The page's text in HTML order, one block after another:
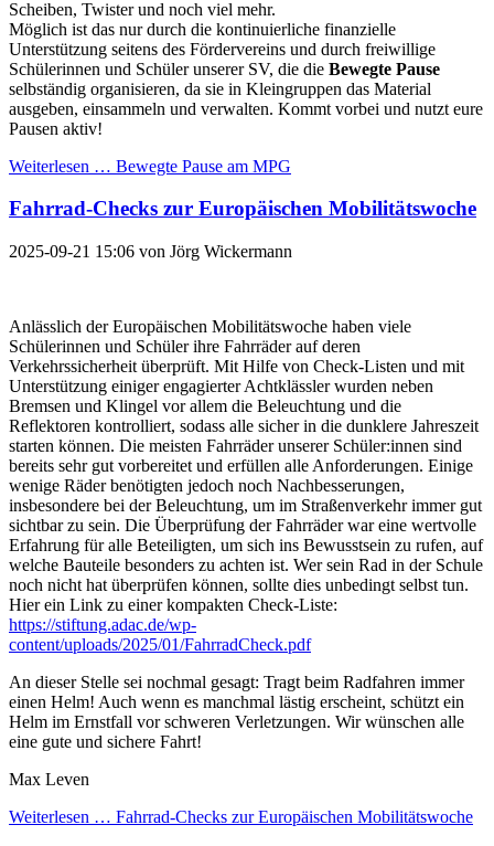
Scheiben, Twister und noch viel mehr.
Möglich ist das nur durch die kontinuierliche finanzielle
Unterstützung seitens des Fördervereins und durch freiwillige
Schülerinnen und Schüler unserer SV, die die Bewegte Pause
selbständig organisieren, da sie in Kleingruppen das Material
ausgeben, einsammeln und verwalten. Kommt vorbei und nutzt eure
Pausen aktiv!
Weiterlesen … Bewegte Pause am MPG
Fahrrad-Checks zur Europäischen Mobilitätswoche
2025-09-21 15:06 von Jörg Wickermann
Anlässlich der Europäischen Mobilitätswoche haben viele
Schülerinnen und Schüler ihre Fahrräder auf deren
Verkehrssicherheit überprüft. Mit Hilfe von Check-Listen und mit
Unterstützung einiger engagierter Achtklässler wurden neben
Bremsen und Klingel vor allem die Beleuchtung und die
Reflektoren kontrolliert, sodass alle sicher in die dunklere Jahreszeit
starten können. Die meisten Fahrräder unserer Schüler:innen sind
bereits sehr gut vorbereitet und erfüllen alle Anforderungen. Einige
wenige Räder benötigten jedoch noch Nachbesserungen,
insbesondere bei der Beleuchtung, um im Straßenverkehr immer gut
sichtbar zu sein. Die Überprüfung der Fahrräder war eine wertvolle
Erfahrung für alle Beteiligten, um sich ins Bewusstsein zu rufen, auf
welche Bauteile besonders zu achten ist. Wer sein Rad in der Schule
noch nicht hat überprüfen können, sollte dies unbedingt selbst tun.
Hier ein Link zu einer kompakten Check-Liste:
https://stiftung.adac.de/wp-
content/uploads/2025/01/FahrradCheck.pdf
An dieser Stelle sei nochmal gesagt: Tragt beim Radfahren immer
einen Helm! Auch wenn es manchmal lästig erscheint, schützt ein
Helm im Ernstfall vor schweren Verletzungen. Wir wünschen alle
eine gute und sichere Fahrt!
Max Leven
Weiterlesen … Fahrrad-Checks zur Europäischen Mobilitätswoche